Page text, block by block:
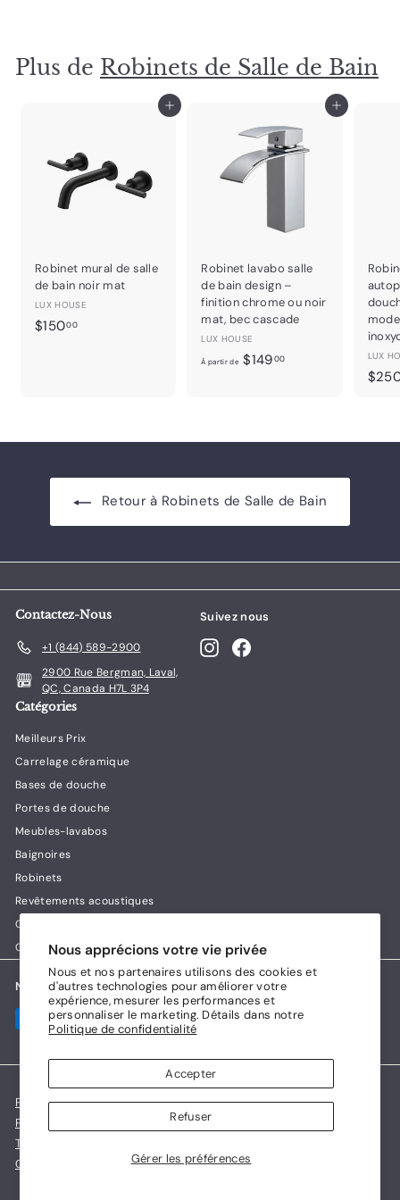
Nous apprécions votre vie privée
Nous et nos partenaires utilisons des cookies et
d'autres technologies pour améliorer votre
expérience, mesurer les performances et
personnaliser le marketing. Détails dans notre
Politique de confidentialité
Gérer les préférences
Accepter
Refuser
.
Plus de Robinets de Salle de Bain
Ajouter au panier
Robinet mural de salle
de bain noir mat
LUX HOUSE
$15000$
0
Ajouter au panier
Robinet lavabo salle
de bain design –
finition chrome ou noir
mat, bec cascade
LUX HOUSE
À partir de$14900À
t
r
d
9
LUX
Retour à Robinets de Salle de Bain
Contactez-Nous
+1 (844) 589-2900
2900 Rue Bergman, Laval,
QC, Canada H7L 3P4
Suivez nous
InstagramFacebook
Catégories
Meilleurs Prix
Carrelage céramique
Bases de douche
Portes de douche
Meubles-lavabos
Baignoires
Robinets
Revêtements acoustiques
Guides & conseils Lux House
Contact
Nous acceptons
Politique de confidentialité
Politique de remboursement et d'échange
Transport et ramassage
Commerce électronique propulsé par Shopify